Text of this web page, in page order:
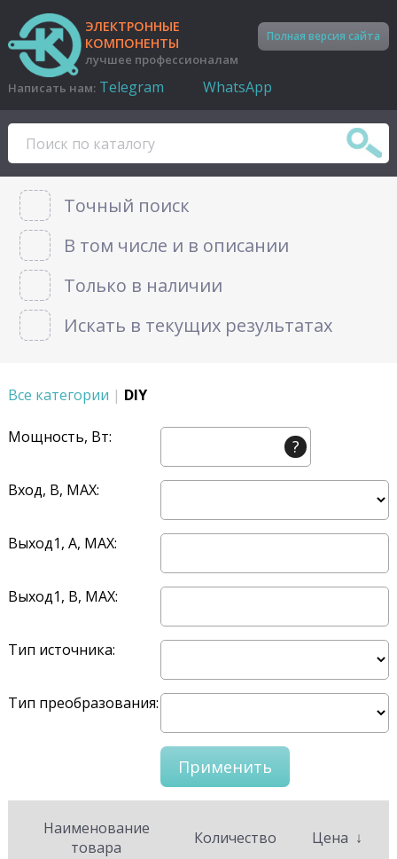
ЭЛЕКТРОННЫЕ
КОМПОНЕНТЫ
лучшее профессионалам
Полная версия сайта
Написать нам: Telegram WhatsApp
Точный поиск
В том числе и в описании
Только в наличии
Искать в текущих результатах
Все категории | DIY
Мощность, Вт: ?
Вход, В, MAX:
Выход1, A, MAX:
Выход1, В, MAX:
Тип источника:
Тип преобразования:
Наименование
товара
Количество Цена ↓